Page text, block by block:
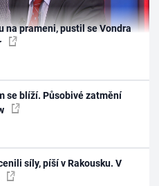
na prameni, pustil se Vondra
se blíží. Působivé zatmění
síly, píší v Rakousku. V